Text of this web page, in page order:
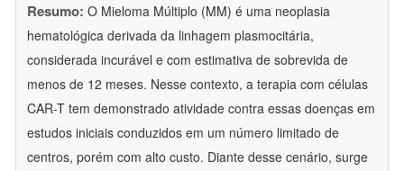
Resumo: O Mieloma Múltiplo (MM) é uma neoplasia
hematológica derivada da linhagem plasmocitária,
considerada incurável e com estimativa de sobrevida de
menos de 12 meses. Nesse contexto, a terapia com células
CAR-T tem demonstrado atividade contra essas doenças em
estudos iniciais conduzidos em um número limitado de
centros, porém com alto custo. Diante desse cenário, surge